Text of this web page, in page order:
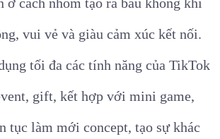
vui vẻ và giàu cảm xúc kết nối.
tối đa các tính năng của TikTok
gift, kết hợp với mini game,
tục làm mới concept, tạo sự khác